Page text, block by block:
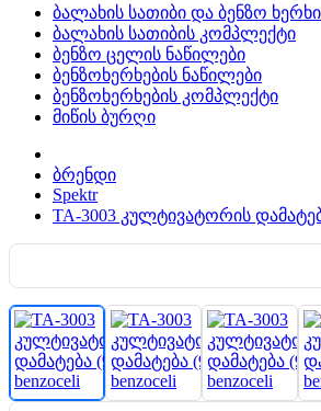
ბალახის სათიბი და ბენზო ხერხი
ბალახის სათიბის კომპლექტი
ბენზო ცელის ნაწილები
ბენზოხერხების ნაწილები
ბენზოხერხების კომპლექტი
მიწის ბურღი
ბრენდი
Spektr
TA-3003 კულტივატორის